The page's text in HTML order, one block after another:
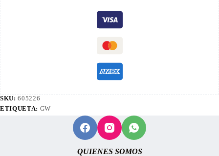
SKU:605226
ETIQUETA: GW
QUIENES SOMOS